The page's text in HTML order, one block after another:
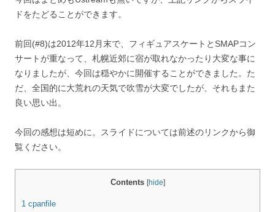
ドをたどることができます。
前回(#8)は2012年12月末で、フィギュアスケートとSMAPコン
サートが重なって、札幌近郊に宿が取れなかったり大変な事に
なりましたが、今回は穏やかに開催することができました。た
だ、全国的に大荒れの天気で吹雪が大変でしたが、それもまた
良い思い出。
今回の感想は短めに。スライドについては前述のリンクから御
覧ください。
Contents [hide]
1 cpanfile